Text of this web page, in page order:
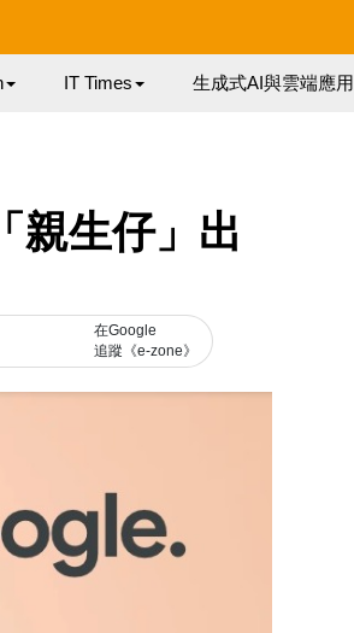
IT Times 生成式AI與雲端應用
親生仔」出
在Google
追蹤《e-zone》